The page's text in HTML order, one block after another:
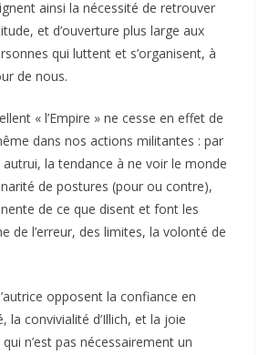
ainsi la nécessité de retrouver
et d’ouverture plus large aux
qui luttent et s’organisent, à
de nous.
« l’Empire » ne cesse en effet de
dans nos actions militantes : par
la tendance à ne voir le monde
de postures (pour ou contre),
de ce que disent et font les
de l’erreur, des limites, la volonté de
opposent la confiance en
la convivialité d’Illich, et la joie
n’est pas nécessairement un